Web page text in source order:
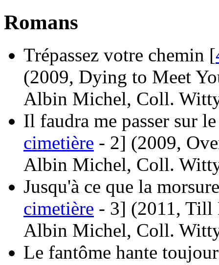
Romans
Trépassez votre chemin [
(2009, Dying to Meet
Albin Michel, Coll.
Il faudra me passer sur
cimetière - 2] (2009,
Albin Michel, Coll.
Jusqu'à ce que la
cimetière - 3] (2011, Till
Albin Michel, Coll.
Le fantôme hante